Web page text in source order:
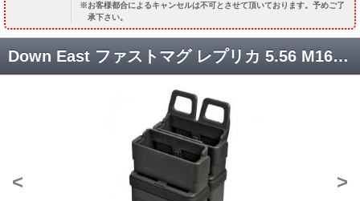
お客様都合によるキャンセルは不可とさせて頂いております。予めご了
承下さい。
Down East ファストマグ レプリカ 5.56 M16/M4用 (2個入) [KW-MG-015] [取寄]
< >